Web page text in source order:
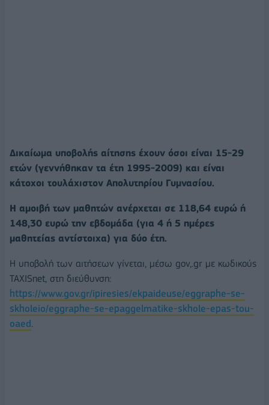
Δικαίωμα υποβολής αίτησης έχουν όσοι είναι 15-29
ετών (γεννήθηκαν τα έτη 1995-2009) και είναι
κάτοχοι τουλάχιστον Απολυτηρίου Γυμνασίου.
Η αμοιβή των μαθητών ανέρχεται σε 118,64 ευρώ ή
148,30 ευρώ την εβδομάδα (για 4 ή 5 ημέρες
μαθητείας αντίστοιχα) για δύο έτη.
Η υποβολή των αιτήσεων γίνεται, μέσω gov,.gr με κωδικούς
TAXISnet, στη διεύθυνση:
https://www.gov.gr/ipiresies/ekpaideuse/eggraphe-se-
skholeio/eggraphe-se-epaggelmatike-skhole-epas-tou-
oaed.